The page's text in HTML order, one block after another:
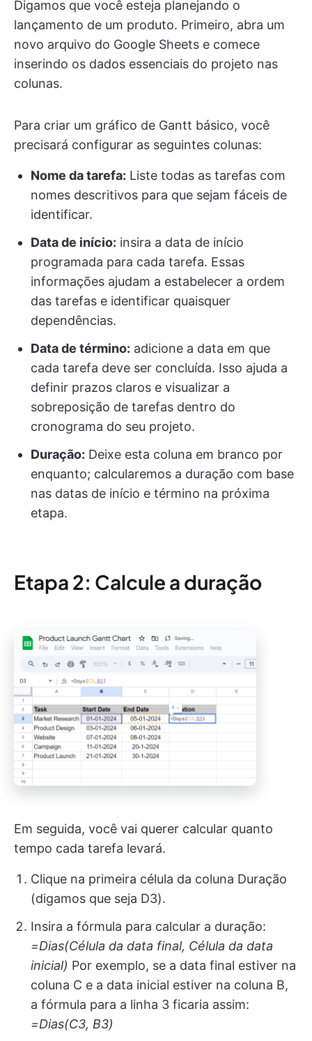
Digamos que você esteja planejando o
lançamento de um produto. Primeiro, abra um
novo arquivo do Google Sheets e comece
inserindo os dados essenciais do projeto nas
colunas.
Para criar um gráfico de Gantt básico, você
precisará configurar as seguintes colunas:
Nome da tarefa: Liste todas as tarefas com
nomes descritivos para que sejam fáceis de
identificar.
Data de início: insira a data de início
programada para cada tarefa. Essas
informações ajudam a estabelecer a ordem
das tarefas e identificar quaisquer
dependências.
Data de término: adicione a data em que
cada tarefa deve ser concluída. Isso ajuda a
definir prazos claros e visualizar a
sobreposição de tarefas dentro do
cronograma do seu projeto.
Duração: Deixe esta coluna em branco por
enquanto; calcularemos a duração com base
nas datas de início e término na próxima
etapa.
Etapa 2: Calcule a duração
Em seguida, você vai querer calcular quanto
tempo cada tarefa levará.
Clique na primeira célula da coluna Duração
(digamos que seja D3).
Insira a fórmula para calcular a duração:
=Dias(Célula da data final, Célula da data
inicial) Por exemplo, se a data final estiver na
coluna C e a data inicial estiver na coluna B,
a fórmula para a linha 3 ficaria assim:
=Dias(C3, B3)